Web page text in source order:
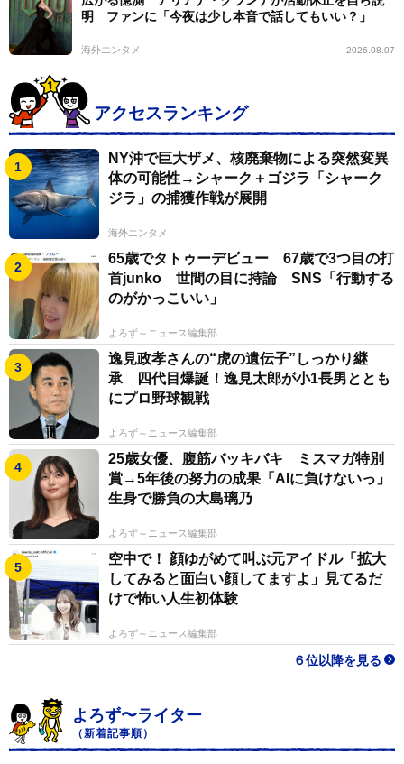
明 ファンに「今夜は少し本音で話してもいい？」
海外エンタメ 2026.08.07
アクセスランキング
NY沖で巨大ザメ、核廃棄物による突然変異
体の可能性→シャーク＋ゴジラ「シャーク
ジラ」の捕獲作戦が展開
海外エンタメ
65歳でタトゥーデビュー 67歳で3つ目の打
首junko 世間の目に持論 SNS「行動する
のがかっこいい」
よろず～ニュース編集部
逸見政孝さんの“虎の遺伝子”しっかり継
承 四代目爆誕！逸見太郎が小1長男ととも
にプロ野球観戦
よろず～ニュース編集部
25歳女優、腹筋バッキバキ ミスマガ特別
賞→5年後の努力の成果「AIに負けないっ」
生身で勝負の大島璃乃
よろず～ニュース編集部
空中で！ 顔ゆがめて叫ぶ元アイドル「拡大
してみると面白い顔してますよ」見てるだ
けで怖い人生初体験
よろず～ニュース編集部
６位以降を見る
よろず〜ライター
（新着記事順）